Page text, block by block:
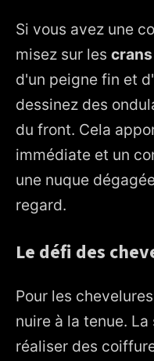
Si vous avez une
misez sur les crans
d'un peigne fin et
dessinez des
du front. Cela
immédiate et un
une nuque
regard.
Le défi des
Pour les
nuire à la tenue.
réaliser des